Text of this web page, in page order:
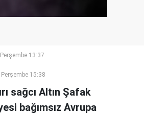
13:37
15:38
sağcı Altın Şafak
bağımsız Avrupa